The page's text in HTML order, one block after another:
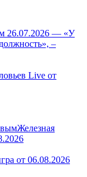
26.07.2026 — «У
–
Live от
Железная
от 06.08.2026